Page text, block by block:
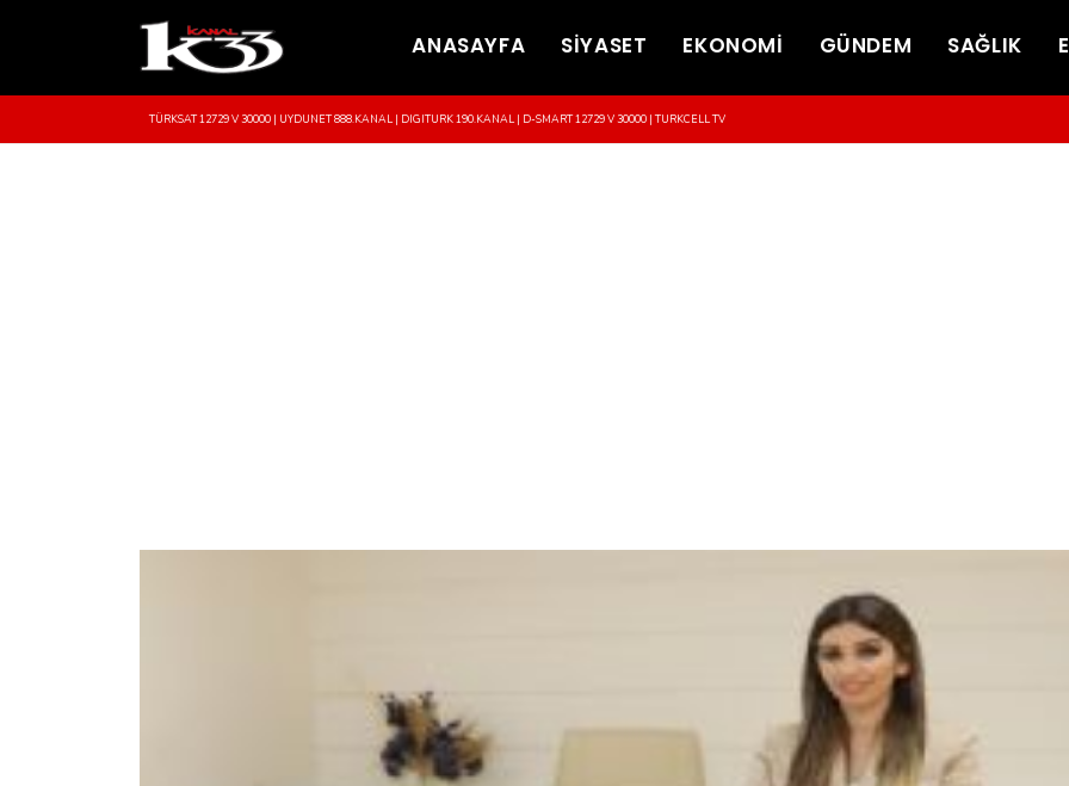
ANASAYFA SİYASET EKONOMİ GÜNDEM SAĞLIK
TÜRKSAT 12729 V 30000 | UYDUNET 888.KANAL | DIGITURK 190.KANAL | D-SMART 12729 V 30000 | TURKCELL TV